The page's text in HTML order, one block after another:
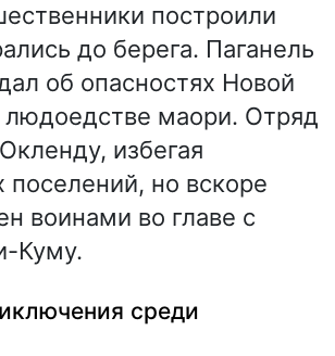
построили
до берега. Паганель
об опасностях Новой
людоедстве маори. Отряд
избегая
поселений, но вскоре
воинами во главе с
Куму.
среди